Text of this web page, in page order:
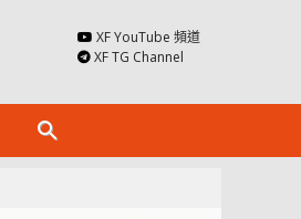
XF YouTube 頻道
XF TG Channel
search